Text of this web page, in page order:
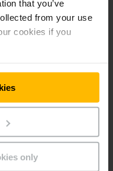
that you’ve
from your use
cookies if you
only
átlagon felüli
úr tapasztalatával
fog járulni a
további
ipari
a pozíciót 2019
csoporton belül,
elnökeként. Aalenben
(BA)